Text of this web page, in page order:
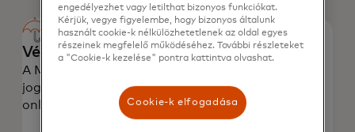
Védelem, bárhol is vásárolsz
A Mastercard Zero Liability védelem megóv a
jogosulatlan tranzakcióktól, legyen szó bolti,
online vagy alkalmazáson belüli fizetésről.
engedélyezhet vagy letilthat bizonyos funkciókat.
Kérjük, vegye figyelembe, hogy bizonyos általunk
használt cookie-k nélkülözhetetlenek az oldal egyes
részeinek megfelelő működéséhez. További részleteket
a "Cookie-k kezelése" pontra kattintva olvashat.
Cookie-k elfogadása